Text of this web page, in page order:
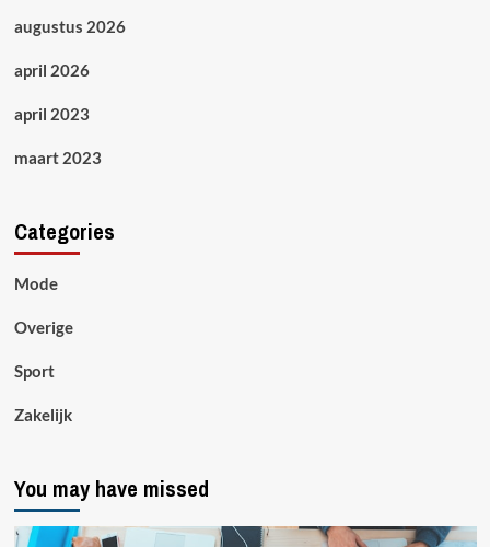
augustus 2026
april 2026
april 2023
maart 2023
Categories
Mode
Overige
Sport
Zakelijk
You may have missed